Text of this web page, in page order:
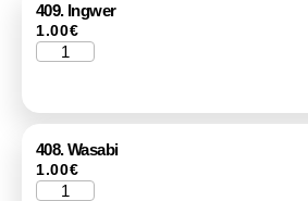
409. Ingwer
1.00€
408. Wasabi
1.00€